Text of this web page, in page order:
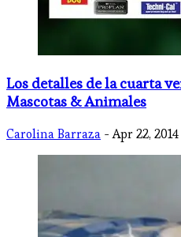
Los detalles de la cuarta
Mascotas & Animales
Carolina Barraza - Apr 22, 2014